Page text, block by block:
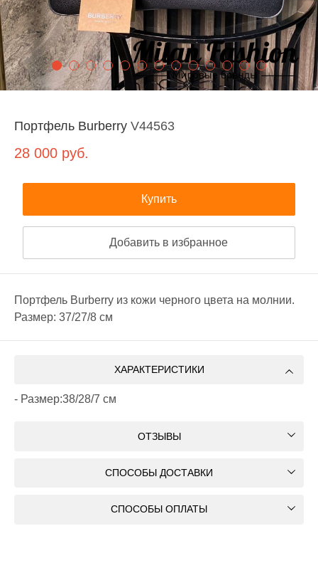
Портфель Burberry V44563
28 000 руб.
Купить
Добавить в избранное
Портфель Burberry из кожи черного цвета на молнии.
Размер: 37/27/8 см
ХАРАКТЕРИСТИКИ
- Размер:38/28/7 см
ОТЗЫВЫ
СПОСОБЫ ДОСТАВКИ
СПОСОБЫ ОПЛАТЫ